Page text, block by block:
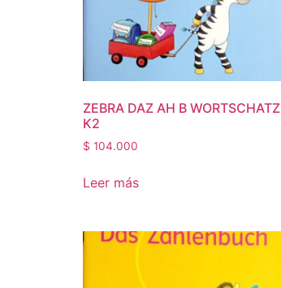
ZEBRA DAZ AH B WORTSCHATZ
K2
$ 104.000
Leer más